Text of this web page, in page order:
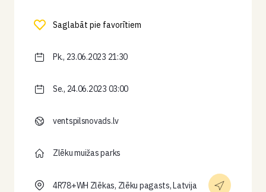
Saglabāt pie favorītiem
Pk., 23.06.2023 21:30
Se., 24.06.2023 03:00
ventspilsnovads.lv
Zlēku muižas parks
4R78+WH Zlēkas, Zlēku pagasts, Latvija